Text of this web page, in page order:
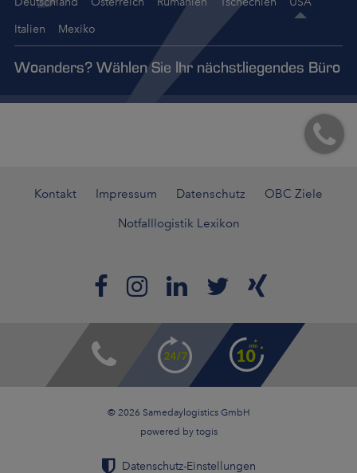
Italien Mexiko
Woanders? Wählen Sie Ihr nächstliegendes Büro
Kontakt Impressum Datenschutz OBC Ziele
Notfalllogistik Lexikon
© 2026 Samedaylogistics GmbH
powered by togis